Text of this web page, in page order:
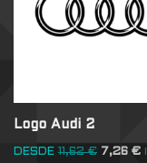
Logo Audi 2
DESDE 11,62€ 7,26 €